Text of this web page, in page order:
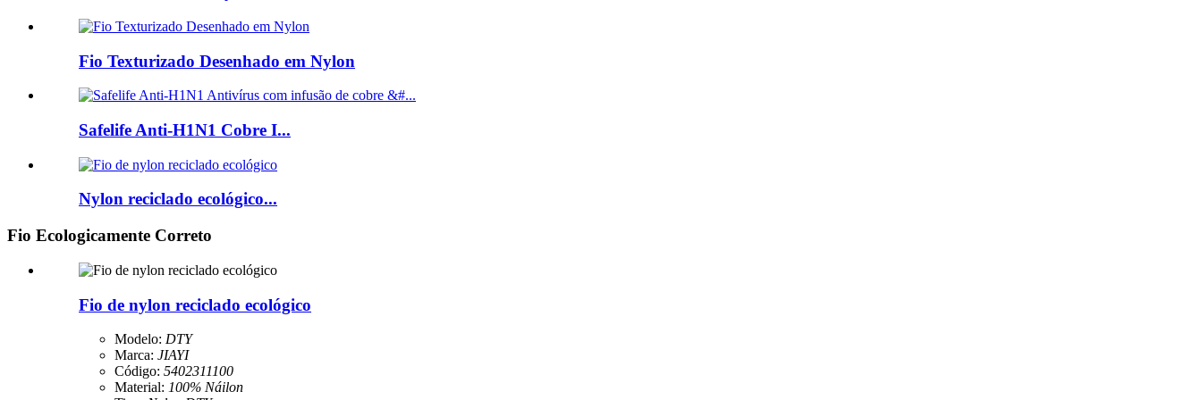
Fio Texturizado Desenhado em Nylon
Safelife Anti-H1N1 Cobre I...
Nylon reciclado ecológico...
Fio Ecologicamente Correto
Fio de nylon reciclado ecológico
Modelo: DTY
Marca: JIAYI
Código: 5402311100
Material: 100% Náilon